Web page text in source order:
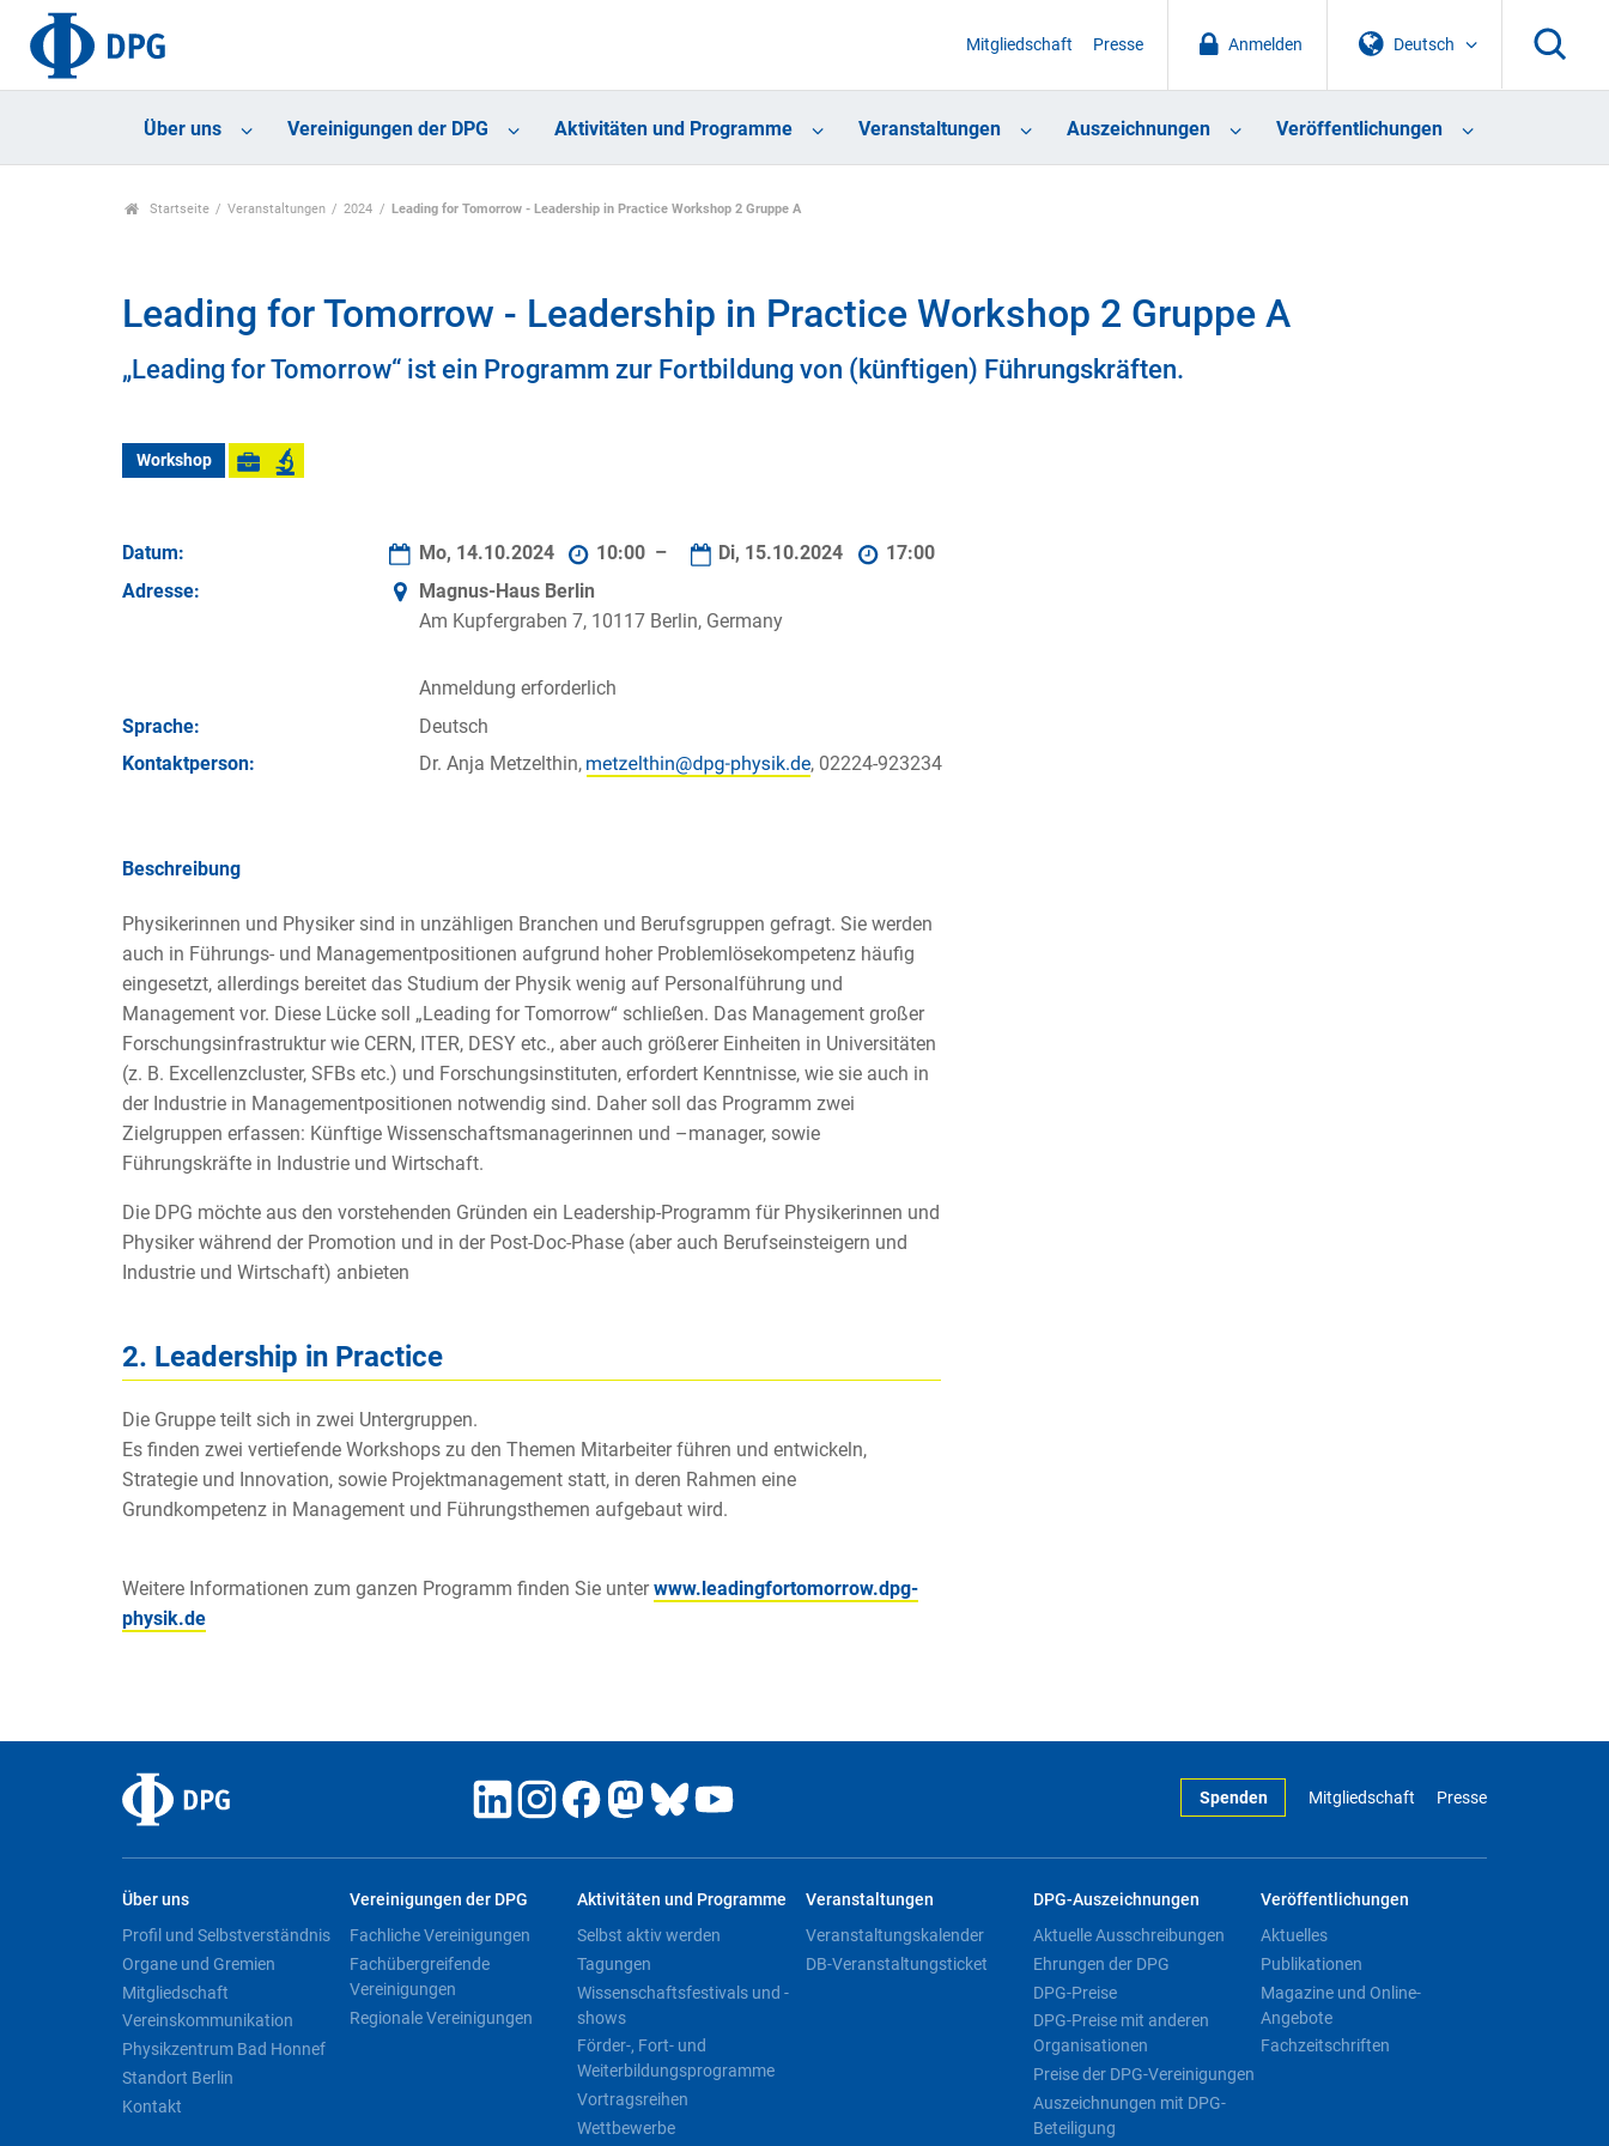
Deutsch
Anmelden
Mitgliedschaft Presse
Über uns Vereinigungen der DPG Aktivitäten und Programme Veranstaltungen Auszeichnungen Veröffentlichungen
Startseite Veranstaltungen 2024 Leading for Tomorrow - Leadership in Practice Workshop 2 Gruppe A
Leading for Tomorrow - Leadership in Practice Workshop 2 Gruppe A
„Leading for Tomorrow“ ist ein Programm zur Fortbildung von (künftigen) Führungskräften.
Workshop
Datum: Mo, 14.10.2024 10:00 – Di, 15.10.2024
17:00
Adresse:
Magnus-Haus Berlin
Am Kupfergraben 7, 10117 Berlin, Germany
Anmeldung erforderlich
Sprache:
Deutsch
Kontakt­person:
Dr. Anja Metzelthin, , 02224-923234
Beschreibung
Physikerinnen und Physiker sind in unzähligen Branchen und Berufsgruppen gefragt. Sie werden
auch in Führungs- und Managementpositionen aufgrund hoher Problemlösekompetenz häufig
eingesetzt, allerdings bereitet das Studium der Physik wenig auf Personalführung und
Management vor. Diese Lücke soll „Leading for Tomorrow“ schließen. Das Management großer
Forschungsinfrastruktur wie CERN, ITER, DESY etc., aber auch größerer Einheiten in Universitäten
(z. B. Excellenzcluster, SFBs etc.) und Forschungsinstituten, erfordert Kenntnisse, wie sie auch in
der Industrie in Managementpositionen notwendig sind. Daher soll das Programm zwei
Zielgruppen erfassen: Künftige Wissenschaftsmanagerinnen und –manager, sowie
Führungskräfte in Industrie und Wirtschaft.
Die DPG möchte aus den vorstehenden Gründen ein Leadership-Programm für Physikerinnen und
Physiker während der Promotion und in der Post-Doc-Phase (aber auch Berufseinsteigern und
Industrie und Wirtschaft) anbieten
2. Leadership in Practice
Die Gruppe teilt sich in zwei Untergruppen.
Es finden zwei vertiefende Workshops zu den Themen Mitarbeiter führen und entwickeln,
Strategie und Innovation, sowie Projektmanagement statt, in deren Rahmen eine
Grundkompetenz in Management und Führungsthemen aufgebaut wird.
Weitere Informationen zum ganzen Programm finden Sie unterwww.leadingfortomorrow.dpg-
physik.de
Spenden Mitgliedschaft Presse
Über uns
Profil und Selbstverständnis
Organe und Gremien
Mitgliedschaft
Vereinskommunikation
Physikzentrum Bad Honnef
Standort Berlin
Kontakt
Vereinigungen der DPG
Fachliche Vereinigungen
Fachübergreifende
Vereinigungen
Regionale Vereinigungen
Aktivitäten und Programme
Selbst aktiv werden
Tagungen
Wissenschaftsfestivals und -
shows
Förder-, Fort- und
Weiterbildungsprogramme
Vortragsreihen
Wettbewerbe
Veranstaltungen
Veranstaltungskalender
DB-Veranstaltungsticket
DPG-Auszeichnungen
Aktuelle Ausschreibungen
Ehrungen der DPG
DPG-Preise
DPG-Preise mit anderen
Organisationen
Preise der DPG-Vereinigungen
Auszeichnungen mit DPG-
Beteiligung
Veröffentlichungen
Aktuelles
Publikationen
Magazine und Online-
Angebote
Fachzeitschriften